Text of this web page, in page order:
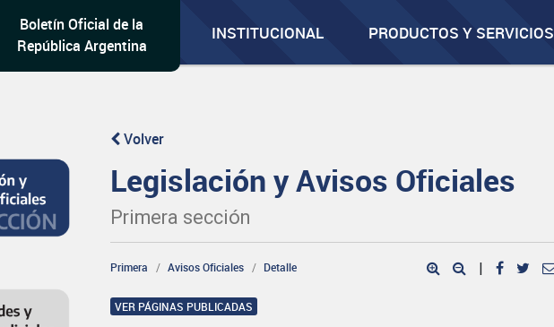
Boletín Oficial de la
República Argentina
INSTITUCIONAL PRODUCTOS Y SERVICIOS
Volver
Legislación y Avisos Oficiales
Primera sección
Primera Avisos Oficiales Detalle |
VER PÁGINAS PUBLICADAS